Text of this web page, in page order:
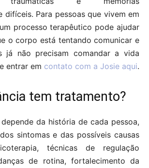
difíceis. Para pessoas que vivem em
processo terapêutico pode ajudar
o corpo está tentando comunicar e
já não precisam comandar a vida
entrar em contato com a Josie aqui.
tem tratamento?
da história de cada pessoa,
sintomas e das possíveis causas
técnicas de regulação
de rotina, fortalecimento da